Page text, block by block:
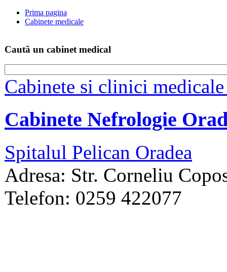
Prima pagina
Cabinete medicale
Caută un cabinet medical
Cabinete si clinici medicale
Cabinete Nefrologie
Spitalul Pelican Oradea
Adresa: Str. Corneliu
Telefon: 0259 422077